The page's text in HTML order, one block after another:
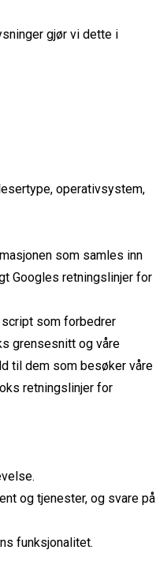
gjør vi dette i
operativsystem,
som samles inn
Googles retningslinjer for
som forbedrer
grensesnitt og våre
til dem som besøker våre
retningslinjer for
og tjenester, og svare på
funksjonalitet.